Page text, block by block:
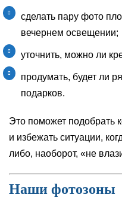
сделать пару фото
вечернем освещении;
уточнить, можно ли
продумать, будет ли
подарков.
Это поможет подобрать
и избежать ситуации,
либо, наоборот, «не
Наши фотозоны